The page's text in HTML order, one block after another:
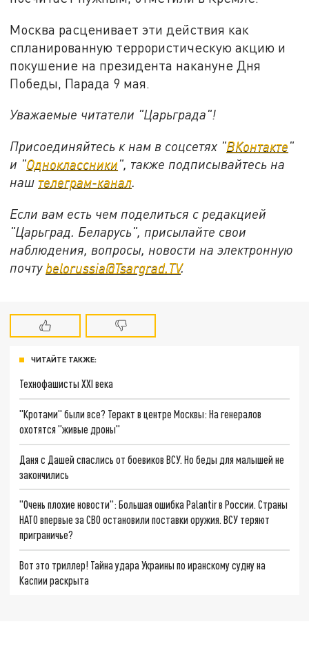
Москва расценивает эти действия как
спланированную террористическую акцию и
покушение на президента накануне Дня
Победы, Парада 9 мая.
Уважаемые читатели "Царьграда"!
Присоединяйтесь к нам в соцсетях "ВКонтакте"
и "Одноклассники", также подписывайтесь на
наш телеграм-канал.
Если вам есть чем поделиться с редакцией
"Царьград. Беларусь", присылайте свои
наблюдения, вопросы, новости на электронную
почту belorussia@Tsargrad.TV.
ЧИТАЙТЕ ТАКЖЕ:
Технофашисты XXI века
"Кротами" были все? Теракт в центре Москвы: На генералов
охотятся "живые дроны"
Даня с Дашей спаслись от боевиков ВСУ. Но беды для малышей не
закончились
"Очень плохие новости": Большая ошибка Palantir в России. Страны
НАТО впервые за СВО остановили поставки оружия. ВСУ теряют
приграничье?
Вот это триллер! Тайна удара Украины по иранскому судну на
Каспии раскрыта